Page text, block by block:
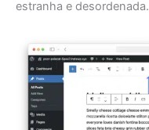
estranha e desordenada.